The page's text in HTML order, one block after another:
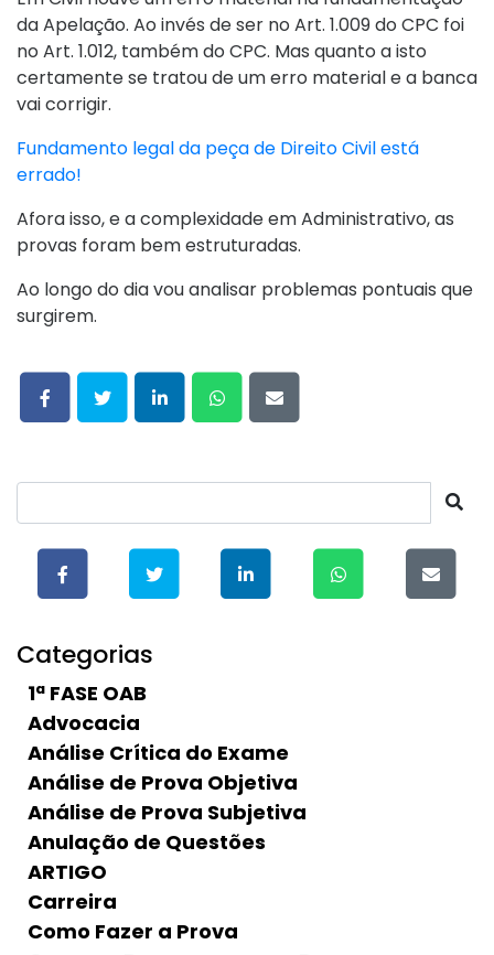
da Apelação. Ao invés de ser no Art. 1.009 do CPC foi
no Art. 1.012, também do CPC. Mas quanto a isto
certamente se tratou de um erro material e a banca
vai corrigir.
Fundamento legal da peça de Direito Civil está
errado!
Afora isso, e a complexidade em Administrativo, as
provas foram bem estruturadas.
Ao longo do dia vou analisar problemas pontuais que
surgirem.
Categorias
1ª FASE OAB
Advocacia
Análise Crítica do Exame
Análise de Prova Objetiva
Análise de Prova Subjetiva
Anulação de Questões
ARTIGO
Carreira
Como Fazer a Prova